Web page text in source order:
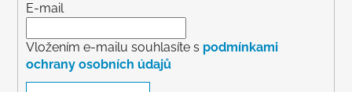
E-mail
Vložením e-mailu souhlasíte s podmínkami
ochrany osobních údajů